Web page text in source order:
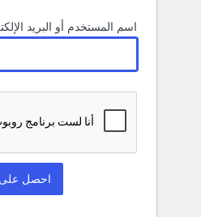
اسم المستخدم أو البريد